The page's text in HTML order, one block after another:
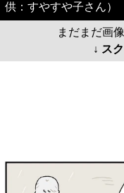
供：すやすや子さん）
まだまだ画
↓ ス